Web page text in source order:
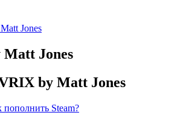
Jones
Jones
by Matt Jones
пополнить Steam?